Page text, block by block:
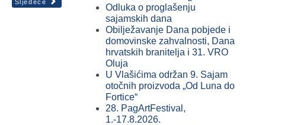
Sljedeće
Odluka o proglašenju
sajamskih dana
Obilježavanje Dana pobjede i
domovinske zahvalnosti, Dana
hrvatskih branitelja i 31. VRO
Oluja
U Vlašićima održan 9. Sajam
otočnih proizvoda „Od Luna do
Fortice“
28. PagArtFestival,
1.-17.8.2026.